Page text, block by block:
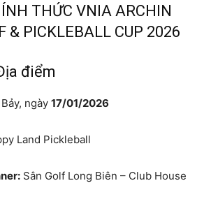
THỨC VNIA ARCHIN
& PICKLEBALL CUP 2026
điểm
ngày 17/01/2026
Land Pickleball
Sân Golf Long Biên – Club House